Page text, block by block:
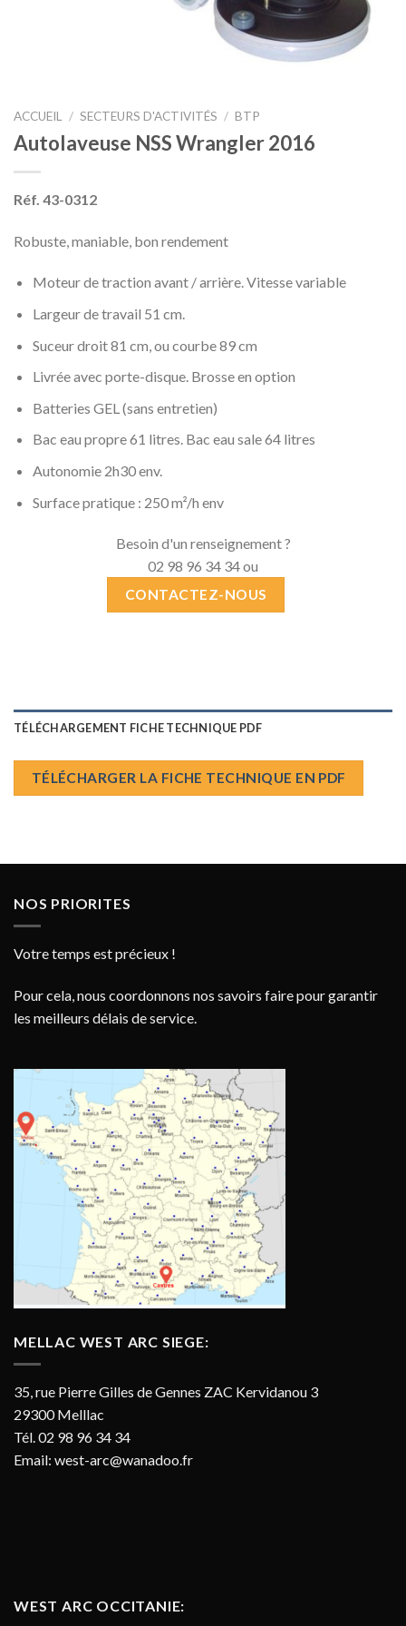
ACCUEIL / SECTEURS D'ACTIVITÉS / BTP
Autolaveuse NSS Wrangler 2016
Réf. 43-0312
Robuste, maniable, bon rendement
Moteur de traction avant / arrière. Vitesse variable
Largeur de travail 51 cm.
Suceur droit 81 cm, ou courbe 89 cm
Livrée avec porte-disque. Brosse en option
Batteries GEL (sans entretien)
Bac eau propre 61 litres. Bac eau sale 64 litres
Autonomie 2h30 env.
Surface pratique : 250 m²/h env
Besoin d'un renseignement ?
02 98 96 34 34 ou
CONTACTEZ-NOUS
TÉLÉCHARGEMENT FICHE TECHNIQUE PDF
TÉLÉCHARGER LA FICHE TECHNIQUE EN PDF
NOS PRIORITES
Votre temps est précieux !
Pour cela, nous coordonnons nos savoirs faire pour garantir
les meilleurs délais de service.
MELLAC WEST ARC SIEGE:
35, rue Pierre Gilles de Gennes ZAC Kervidanou 3
29300 Melllac
Tél. 02 98 96 34 34
Email: west-arc@wanadoo.fr
WEST ARC OCCITANIE: